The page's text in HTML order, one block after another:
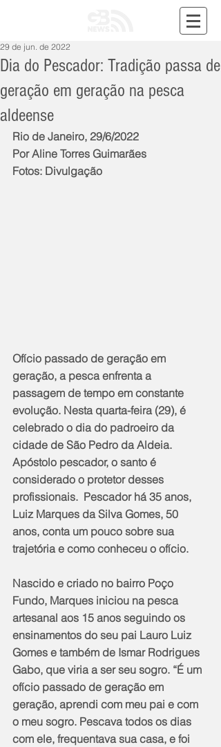
Dia do Pescador: Tradição passa de
geração em geração na pesca
aldeense
29 de jun. de 2022
Rio de Janeiro, 29/6/2022
Por Aline Torres Guimarães
Fotos: Divulgação
Ofício passado de geração em
geração, a pesca enfrenta a
passagem de tempo em constante
evolução. Nesta quarta-feira (29), é
celebrado o dia do padroeiro da
cidade de São Pedro da Aldeia.
Apóstolo pescador, o santo é
considerado o protetor desses
profissionais.  Pescador há 35 anos,
Luiz Marques da Silva Gomes, 50
anos, conta um pouco sobre sua
trajetória e como conheceu o ofício.
Nascido e criado no bairro Poço
Fundo, Marques iniciou na pesca
artesanal aos 15 anos seguindo os
ensinamentos do seu pai Lauro Luiz
Gomes e também de Ismar Rodrigues
Gabo, que viria a ser seu sogro. “É um
ofício passado de geração em
geração, aprendi com meu pai e com
o meu sogro. Pescava todos os dias
com ele, frequentava sua casa, e foi